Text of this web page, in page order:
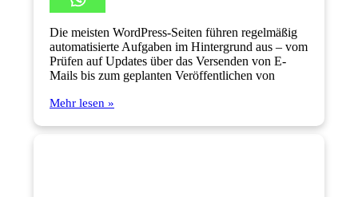
Die meisten WordPress-Seiten führen regelmäßig
automatisierte Aufgaben im Hintergrund aus – vom
Prüfen auf Updates über das Versenden von E-
Mails bis zum geplanten Veröffentlichen von
Mehr lesen »